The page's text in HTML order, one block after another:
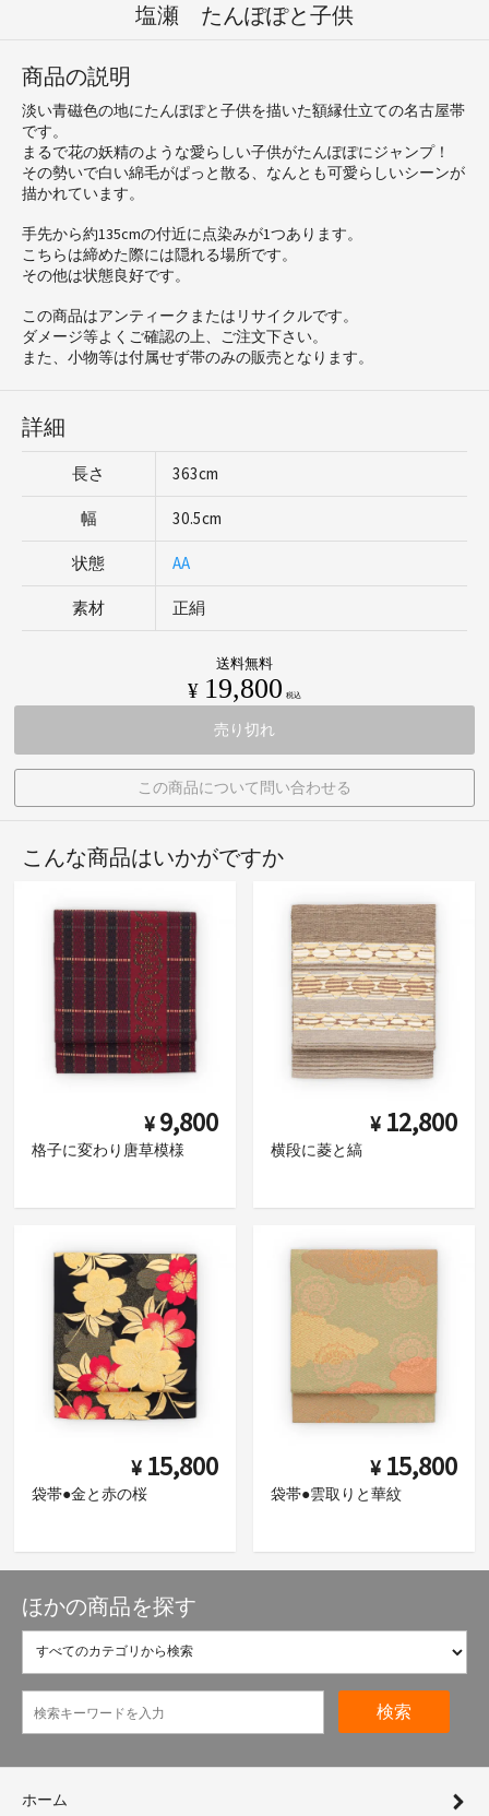
塩瀬 たんぽぽと子供
商品の説明
淡い青磁色の地にたんぽぽと子供を描いた額縁仕立ての名古屋帯
です。
まるで花の妖精のような愛らしい子供がたんぽぽにジャンプ！
その勢いで白い綿毛がぱっと散る、なんとも可愛らしいシーンが
描かれています。
手先から約135cmの付近に点染みが1つあります。
こちらは締めた際には隠れる場所です。
その他は状態良好です。
この商品はアンティークまたはリサイクルです。
ダメージ等よくご確認の上、ご注文下さい。
また、小物等は付属せず帯のみの販売となります。
詳細
長さ 363cm
幅 30.5cm
状態 AA
素材 正絹
送料無料
¥ 19,800 税込
売り切れ
この商品について問い合わせる
こんな商品はいかがですか
¥ 9,800
格子に変わり唐草模様
¥ 12,800
横段に菱と縞
¥ 15,800
袋帯●金と赤の桜
¥ 15,800
袋帯●雲取りと華紋
ほかの商品を探す
検索
ホーム